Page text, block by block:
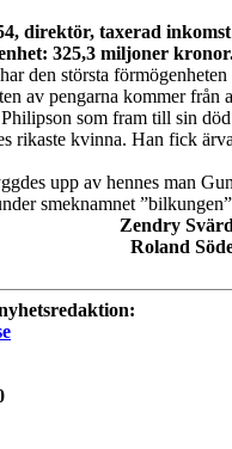
direktör, taxerad
325,3 miljoner
den största förmögenheten
av pengarna kommer från
som fram till sin
rikaste kvinna. Han fick
upp av hennes man
smeknamnet
Zendry
Roland